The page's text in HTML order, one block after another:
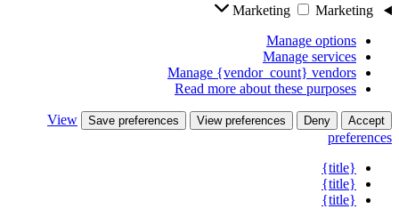
Marketing
Marketing
Manage options
Manage services
Manage {vendor_count} vendors
Read more about these purposes
Accept
Deny
View preferences
Save preferences
View
preferences
{title}
{title}
{title}